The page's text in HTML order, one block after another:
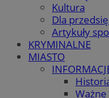
Kultura
Dla
Artykuły
KRYMINALNE
MIASTO